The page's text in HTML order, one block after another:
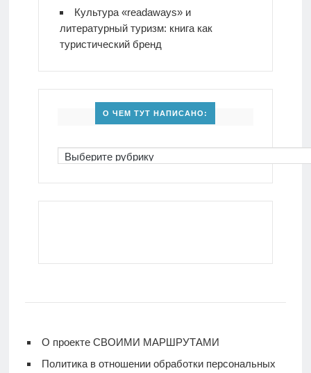
Культура «readaways» и
литературный туризм: книга как
туристический бренд
О ЧЕМ ТУТ НАПИСАНО:
О проекте СВОИМИ МАРШРУТАМИ
Политика в отношении обработки персональных